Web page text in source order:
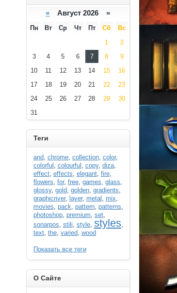
« Август 2026 »
Пн Вт Ср Чт Пт Сб
Вс
1
2
3
4 5 6 7 8
9
10
11 12 13 14 15
16
17
18 19 20 21 22
23
24
25 26 27 28 29
30
31
Теги
and, chrome, collection, color,
colorful , colourful , copy, diza,
effect, effects, elegant, fire,
flowers, for, free, games, glass,
glossy, gold, golden, gradients,
graphicriver, layer, metal , mix,
movies, pack, pattern, patterns,
photoshop, premium, set,
sonarpos, stili, style, styles,
text, the, varied, wood
Показать все теги
О Сайте